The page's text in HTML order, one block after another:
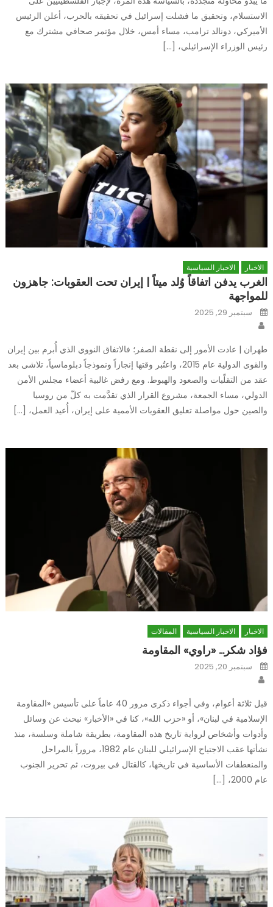
الاستسلام، وتحقيق ما فشلت إسرائيل في تحقيقه بالحرب، أعلن الرئيس
الأميركي، دونالد ترامب، مساء أمس، خلال مؤتمر صحافي مشترك مع
رئيس الوزراء الإسرائيلي، […]
الاخبار الاخبار السياسية
الغرب يدفن اتفاقاً وُلد ميتاً | إيران تحت العقوبات: جاهزون
للمواجهة
Posted
onسبتمبر 29, 2025
طهران | عادت الأمور إلى نقطة الصفر؛ فالاتفاق النووي الذي أُبرم بين إيران
والقوى الدولية عام 2015، واعتُبر وقتها إنجازاً ونموذجاً دبلوماسياً، تلاشى بعد
عقد من التقلّبات والصعود والهبوط. ومع رفض غالبية أعضاء مجلس الأمن
الدولي، مساء الجمعة، مشروع القرار الذي تقدَّمت به كلّ من روسيا
والصين حول مواصلة تعليق العقوبات الأممية على إيران، أُعيد العمل، […]
الاخبار الاخبار السياسية المقالات
فؤاد شكر… «راوي» المقاومة
Posted
onسبتمبر 20, 2025
قبل ثلاثة أعوام، وفي أجواء ذكرى مرور 40 عاماً على تأسيس «المقاومة
الإسلامية في لبنان»، أو «حزب الله»، كنا في «الأخبار» نبحث عن وسائل
وأدوات وأشخاص لرواية تاريخ هذه المقاومة، بطريقة شاملة وسلسة، منذ
نشأتها عقب الاجتياح الإسرائيلي للبنان عام 1982، مروراً بالمراحل
والمنعطفات الأساسية في تاريخها، كالقتال في بيروت، ثم تحرير الجنوب
عام 2000، […]